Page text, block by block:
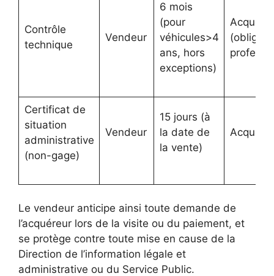
Contrôle
technique
Vendeur
6 mois
(pour
véhicules>4
ans, hors
exceptions)
Certificat de
situation
administrative
(non-gage)
Vendeur
15 jours (à
la date de
la vente)
Le vendeur anticipe ainsi toute demande de
l’acquéreur lors de la visite ou du paiement, et
se protège contre toute mise en cause de la
Direction de l’information légale et
administrative ou du Service Public.